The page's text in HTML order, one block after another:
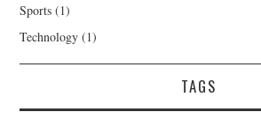
Sports (1)
Technology (1)
TAGS